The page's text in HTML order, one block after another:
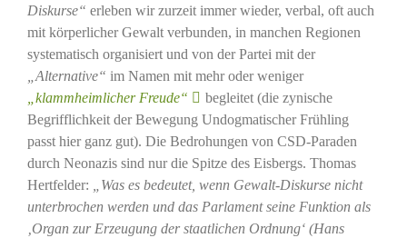
Diskurse“ erleben wir zurzeit immer wieder, verbal, oft auch
mit körperlicher Gewalt verbunden, in manchen Regionen
systematisch organisiert und von der Partei mit der
„Alternative“ im Namen mit mehr oder weniger
„klammheimlicher Freude“
begleitet (die zynische
Begrifflichkeit der Bewegung Undogmatischer Frühling
passt hier ganz gut). Die Bedrohungen von CSD-Paraden
durch Neonazis sind nur die Spitze des Eisbergs. Thomas
Hertfelder:
„Was es bedeutet, wenn Gewalt-Diskurse nicht
unterbrochen werden und das Parlament seine Funktion als
‚Organ zur Erzeugung der staatlichen Ordnung‘ (Hans